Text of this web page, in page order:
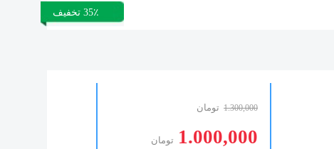
35٪ تخفیف
1.300,000 تومان
1.000,000 تومان